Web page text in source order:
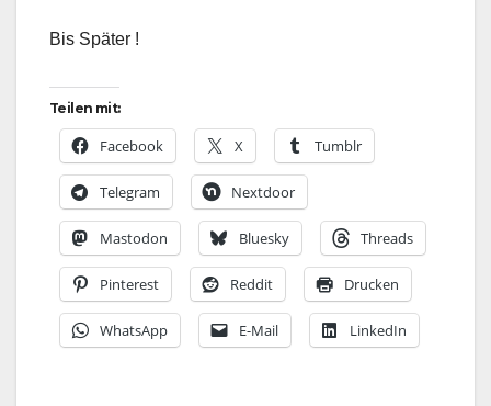
Bis Später !
Teilen mit:
Facebook X Tumblr
Telegram Nextdoor
Mastodon Bluesky Threads
Pinterest Reddit Drucken
WhatsApp E-Mail LinkedIn